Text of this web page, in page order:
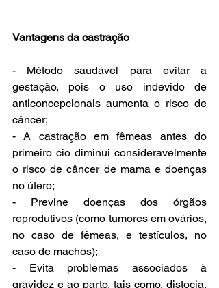
Vantagens da castração
- Método saudável para evitar a
gestação, pois o uso indevido de
anticoncepcionais aumenta o risco de
câncer;
- A castração em fêmeas antes do
primeiro cio diminui consideravelmente
o risco de câncer de mama e doenças
no útero;
- Previne doenças dos órgãos
reprodutivos (como tumores em ovários,
no caso de fêmeas, e testículos, no
caso de machos);
- Evita problemas associados à
gravidez e ao parto, tais como, distocia,